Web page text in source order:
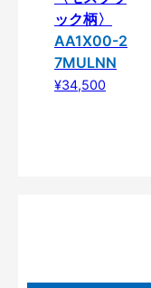
ック柄〉
AA1X00-2
7MULNN
¥34,500